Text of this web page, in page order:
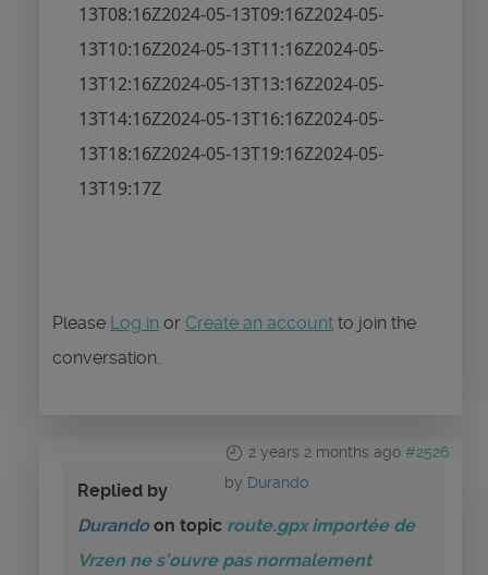
13T08:16Z2024-05-13T09:16Z2024-05-
13T10:16Z2024-05-13T11:16Z2024-05-
13T12:16Z2024-05-13T13:16Z2024-05-
13T14:16Z2024-05-13T16:16Z2024-05-
13T18:16Z2024-05-13T19:16Z2024-05-
13T19:17Z
Please Log in or Create an account to join the
conversation.
2 years 2 months ago #2526
by Durando
Replied by
Durandoon topic route.gpx importée de
Vrzen ne s'ouvre pas normalement